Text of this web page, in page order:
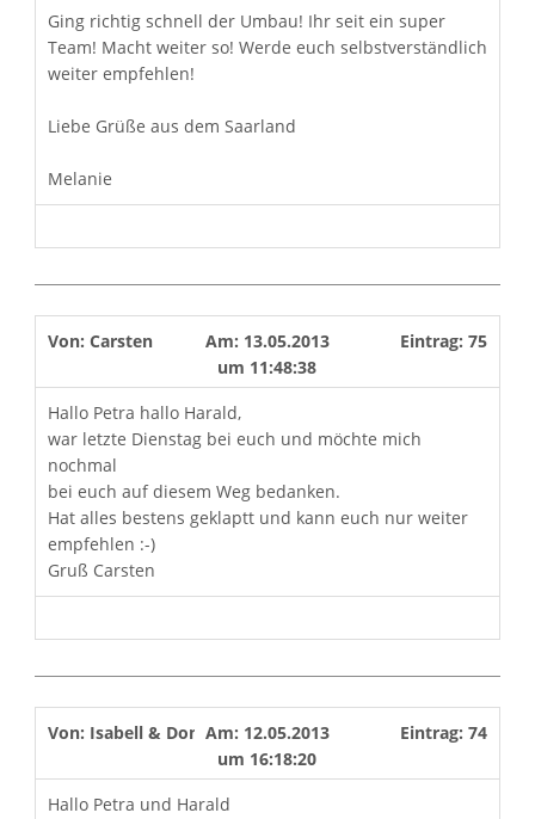
Ging richtig schnell der Umbau! Ihr seit ein super
Team! Macht weiter so! Werde euch selbstverständlich
weiter empfehlen!
Liebe Grüße aus dem Saarland
Melanie
Von: Carsten Am: 13.05.2013
um 11:48:38
Eintrag: 75
Hallo Petra hallo Harald,
war letzte Dienstag bei euch und möchte mich
nochmal
bei euch auf diesem Weg bedanken.
Hat alles bestens geklaptt und kann euch nur weiter
empfehlen :-)
Gruß Carsten
Von: Isabell & Dominic
Am: 12.05.2013
um 16:18:20
Eintrag: 74
Hallo Petra und Harald